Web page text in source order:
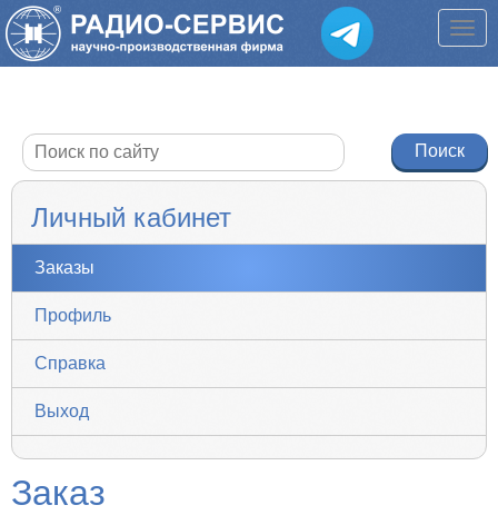
Личный кабинет
Заказы
Профиль
Справка
Выход
Заказ